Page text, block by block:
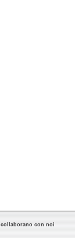
collaborano con noi